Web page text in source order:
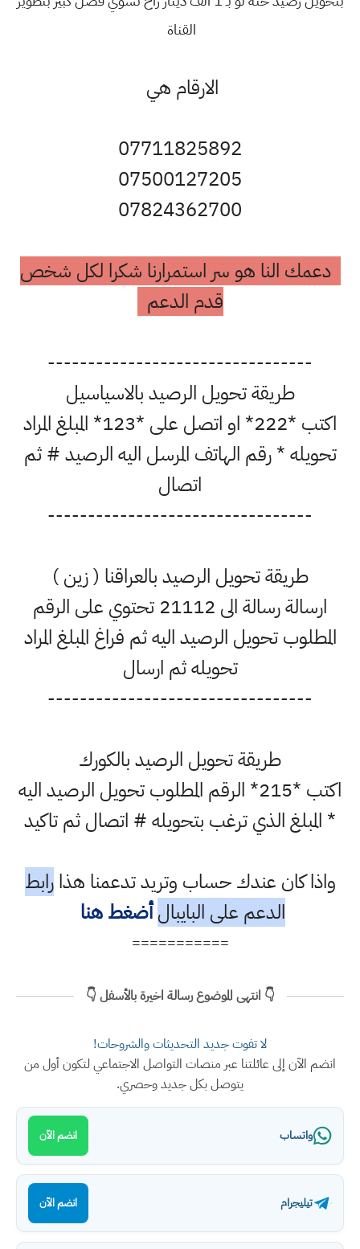
القناة
الارقام هي
07711825892
07500127205
07824362700
دعمك النا هو سر استمرارنا شكرا لكل شخص
قدم الدعم
---------------------------------
طريقة تحويل الرصيد بالاسياسيل
اكتب *222* او اتصل على *123* المبلغ المراد
تحويله * رقم الهاتف المرسل اليه الرصيد # ثم
اتصال
---------------------------------
طريقة تحويل الرصيد بالعراقنا ( زين )
ارسالة رسالة الى 21112 تحتوي على الرقم
المطلوب تحويل الرصيد اليه ثم فراغ المبلغ المراد
تحويله ثم ارسال
---------------------------------
طريقة تحويل الرصيد بالكورك
اكتب *215* الرقم المطلوب تحويل الرصيد اليه
* المبلغ الذي ترغب بتحويله # اتصال ثم تاكيد
واذا كان عندك حساب وتريد تدعمنا هذارابط
الدعم على البايبال أضغط هنا
===========
👇 انتهى الموضوع رسالة اخيرة بالأسفل 👇
لا تفوت جديد التحديثات والشروحات!
انضم الآن إلى عائلتنا عبر منصات التواصل الاجتماعي لتكون أول من
يتوصل بكل جديد وحصري.
واتساب انضم الآن
تيليجرام انضم الآن